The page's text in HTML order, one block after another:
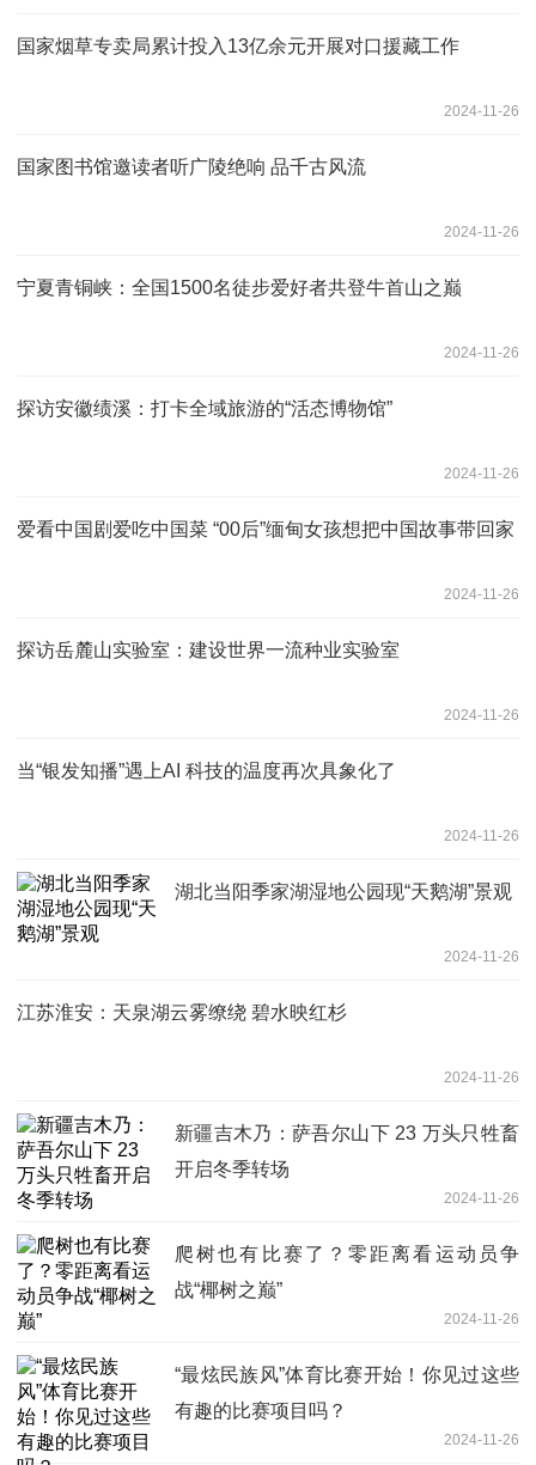
国家烟草专卖局累计投入13亿余元开展对口援藏工作
2024-11-26
国家图书馆邀读者听广陵绝响 品千古风流
2024-11-26
宁夏青铜峡：全国1500名徒步爱好者共登牛首山之巅
2024-11-26
探访安徽绩溪：打卡全域旅游的“活态博物馆”
2024-11-26
爱看中国剧爱吃中国菜 “00后”缅甸女孩想把中国故事带回家
2024-11-26
探访岳麓山实验室：建设世界一流种业实验室
2024-11-26
当“银发知播”遇上AI 科技的温度再次具象化了
2024-11-26
湖北当阳季家湖湿地公园现“天鹅湖”景观
2024-11-26
江苏淮安：天泉湖云雾缭绕 碧水映红杉
2024-11-26
新疆吉木乃：萨吾尔山下 23 万头只牲畜
开启冬季转场
2024-11-26
爬树也有比赛了？零距离看运动员争
战“椰树之巅”
2024-11-26
“最炫民族风”体育比赛开始！你见过这些
有趣的比赛项目吗？
2024-11-26